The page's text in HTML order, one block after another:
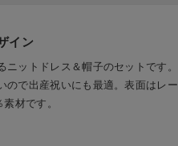
イン
ットドレス＆帽子のセットです。
ので出産祝いにも最適。表面はレー
材です。